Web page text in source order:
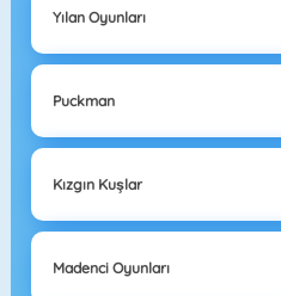
Yılan Oyunları
Puckman
Kızgın Kuşlar
Madenci Oyunları